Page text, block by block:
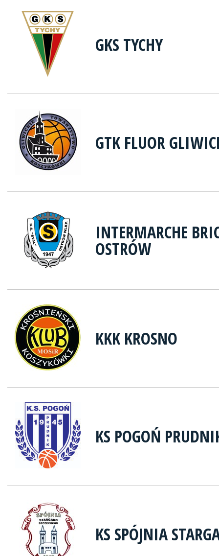
GKS TYCHY
GTK FLUOR
INTERMARCHE
OSTRÓW
KKK KROSNO
KS POGOŃ
KS SPÓJNIA